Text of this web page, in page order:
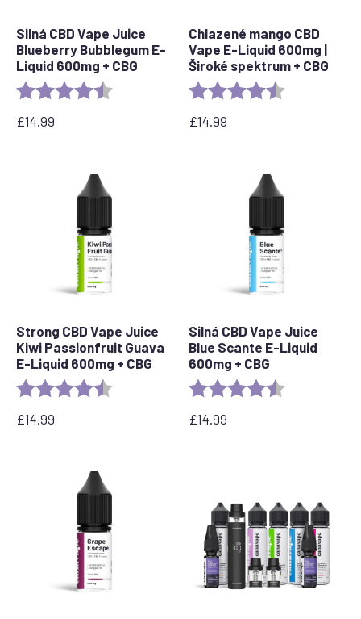
Silná CBD Vape Juice
Blueberry Bubblegum E-
Liquid 600mg + CBG
Rating: 4.4 out of 5 stars
£14.99
Chlazené mango CBD
Vape E-Liquid 600mg |
Široké spektrum + CBG
Rating:
£14.99
Strong CBD Vape Juice
Kiwi Passionfruit Guava
E-Liquid 600mg + CBG
Rating: 4.8 out of 5 stars
£14.99
Silná CBD Vape Juice
Blue Scante E-Liquid
600mg + CBG
Rating:
£14.99